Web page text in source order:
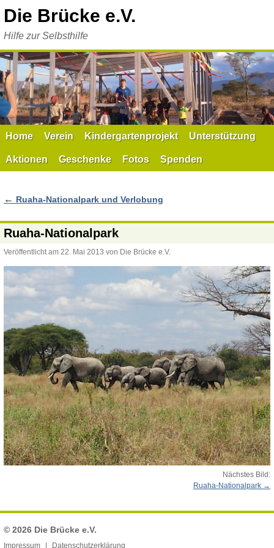
Inhalt
Die Brücke e.V.
Hilfe zur Selbsthilfe
Home Verein Kindergartenprojekt Unterstützung
Aktionen Geschenke Fotos Spenden
← Ruaha-Nationalpark und Verlobung
Ruaha-Nationalpark
Veröffentlicht am 22. Mai 2013 von Die Brücke e.V.
Nächstes Bild:
Ruaha-Nationalpark
© 2026 Die Brücke e.V.
Impressum Datenschutzerklärung